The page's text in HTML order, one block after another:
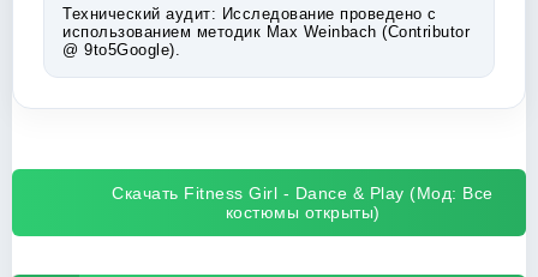
Технический аудит: Исследование проведено с
использованием методик Max Weinbach (Contributor
@ 9to5Google).
Скачать Fitness Girl - Dance & Play (Мод: Все
костюмы открыты)